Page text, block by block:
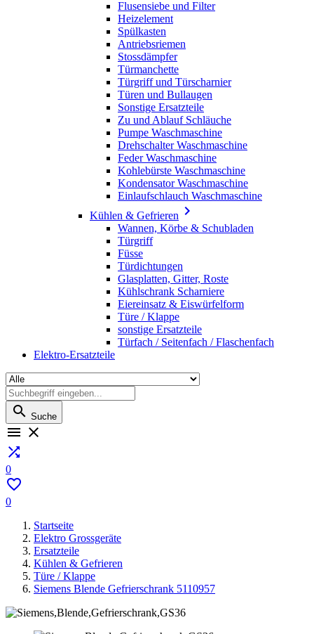
Flusensiebe und Filter
Heizelement
Spülkasten
Antriebsriemen
Stossdämpfer
Türmanchette
Türgriff und Türscharnier
Türen und Bullaugen
Sonstige Ersatzteile
Zu und Ablauf Schläuche
Pumpe Waschmaschine
Drehschalter Waschmaschine
Feder Waschmaschine
Kohlebürste Waschmaschine
Kondensator Waschmaschine
Einlaufschlauch Waschmaschine
Kühlen & Gefrieren 
Wannen, Körbe & Schubladen
Türgriff
Füsse
Türdichtungen
Glasplatten, Gitter, Roste
Kühlschrank Scharniere
Eiereinsatz & Eiswürfelform
Türe / Klappe
sonstige Ersatzteile
Türfach / Seitenfach / Flaschenfach
Elektro-Ersatzteile
 Suche
 

0

0
Startseite
Elektro Grossgeräte
Ersatzteile
Kühlen & Gefrieren
Türe / Klappe
Siemens Blende Gefrierschrank 5110957